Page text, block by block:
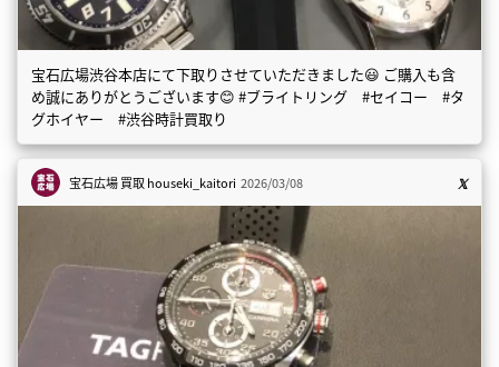
宝石広場渋谷本店にて下取りさせていただきました😃 ご購入も含
め誠にありがとうございます😊 #ブライトリング #セイコー #タ
グホイヤー #渋谷時計買取り
宝石広場 買取houseki_kaitori 2026/03/08